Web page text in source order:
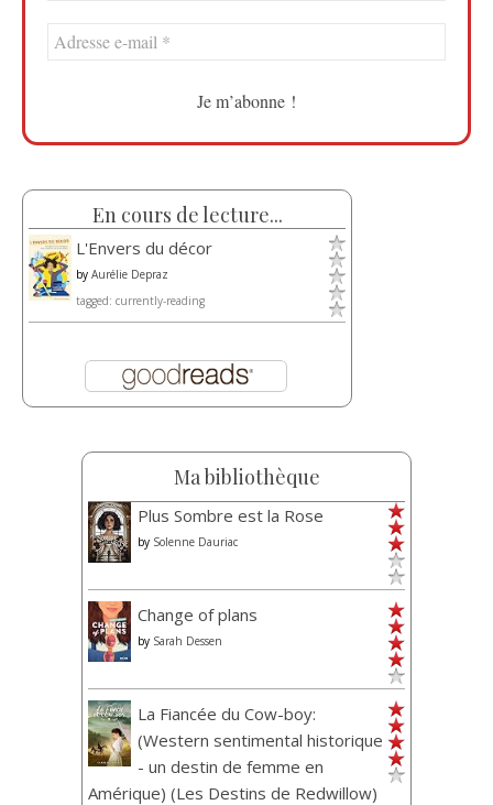
En cours de lecture...
L'Envers du décor
by Aurélie Depraz
tagged: currently-reading
Ma bibliothèque
Plus Sombre est la Rose
by Solenne Dauriac
Change of plans
by Sarah Dessen
La Fiancée du Cow-boy:
(Western sentimental historique
- un destin de femme en
Amérique) (Les Destins de Redwillow)